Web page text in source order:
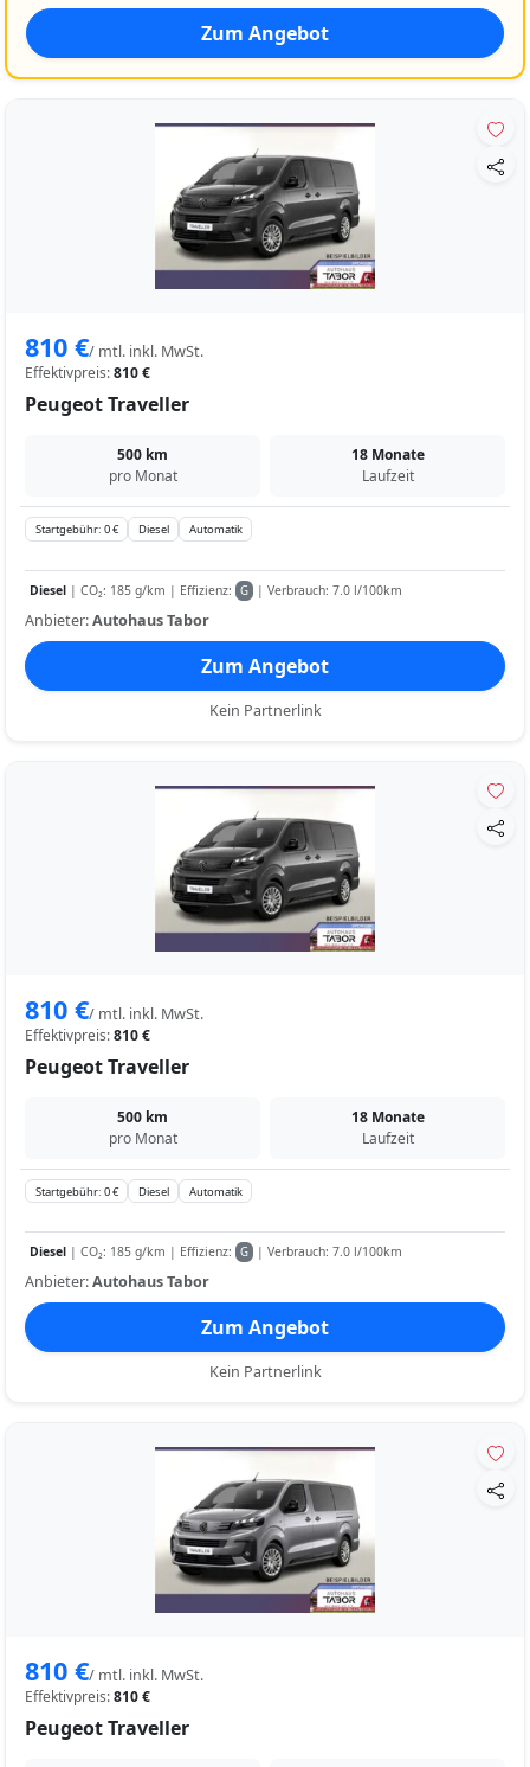
Zum Angebot
810 €/ mtl. inkl. MwSt.
Effektivpreis:810 €
Peugeot Traveller
500 km
pro Monat
18 Monate
Laufzeit
Startgebühr: 0 € Diesel Automatik
Diesel | CO₂: 185 g/km | Effizienz: G | Verbrauch: 7.0 l/100km
Anbieter:Autohaus Tabor
Zum Angebot
Kein Partnerlink
810 €/ mtl. inkl. MwSt.
Effektivpreis:810 €
Peugeot Traveller
500 km
pro Monat
18 Monate
Laufzeit
Startgebühr: 0 € Diesel Automatik
Diesel | CO₂: 185 g/km | Effizienz: G | Verbrauch: 7.0 l/100km
Anbieter:Autohaus Tabor
Zum Angebot
Kein Partnerlink
810 €/ mtl. inkl. MwSt.
Effektivpreis:810 €
Peugeot Traveller